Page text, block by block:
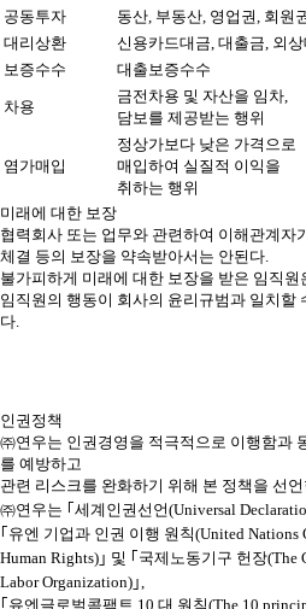
공동투자
동산, 부동산, 영업권, 회원
대리상환
신용카드대금, 대출금, 외
보증수수
대출보증수수
차용
금전차용 및 자산을 임차,
담보를 제공받는 행위
염가매입
정상가보다 낮은 가격으로
매입하여 실질적 이익을
취하는 행위
미래에 대한 보장
협력회사 또는 업무와 관련하여 이해관계자
체결 등의 보장을 약속받아서는 안된다.
불가피하게 미래에 대한 보장을 받은 임직
임직원의 행동이 회사의 윤리규범과 일치할
다.
인권정책
㈜연우는 인권경영을 적극적으로 이행함과
를 예방하고
관련 리스크를 완화하기 위해 본 정책을 선
㈜연우는 ｢세계인권선언(Universal
｢유엔 기업과 인권 이행 원칙(United Nations
Human Rights)｣ 및 ｢국제노동기구 헌장
Labor Organization)｣,
｢유엔글로벌콤팩트 10 대 원칙(The 10